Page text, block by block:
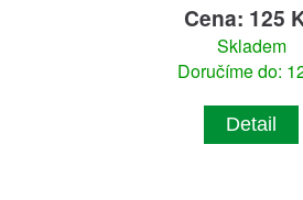
Cena: 125
Skladem
Doručíme do:
Detail